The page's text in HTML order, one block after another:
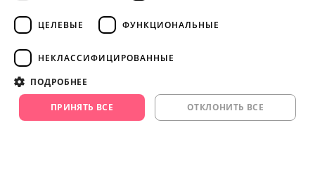
Внимание! Yesyes.lv содержит откровенную сексуальную
информацию и изо.
ПРОДОЛЖАЙТЕ
ИГРАТЬ
ЦЕЛЕВЫЕ ФУНКЦИОНАЛЬНЫЕ
НЕКЛАССИФИЦИРОВАННЫЕ
ПОДРОБНЕЕ
ПРИНЯТЬ ВСЕ ОТКЛОНИТЬ ВСЕ